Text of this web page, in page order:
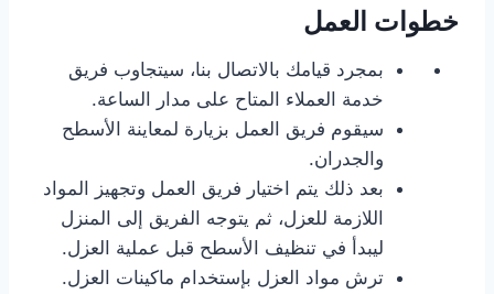
خطوات العمل
بمجرد قيامك بالاتصال بنا، سيتجاوب فريق
خدمة العملاء المتاح على مدار الساعة.
سيقوم فريق العمل بزيارة لمعاينة الأسطح
والجدران.
بعد ذلك يتم اختيار فريق العمل وتجهيز المواد
اللازمة للعزل، ثم يتوجه الفريق إلى المنزل
ليبدأ في تنظيف الأسطح قبل عملية العزل.
ترش مواد العزل بإستخدام ماكينات العزل.